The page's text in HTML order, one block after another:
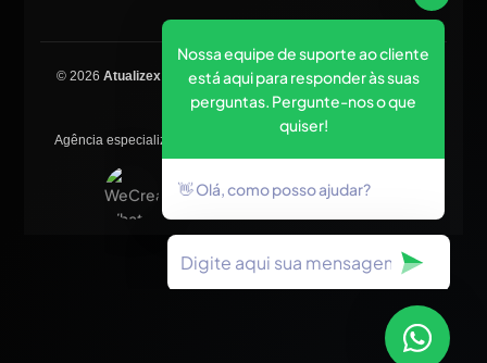
© 2026 Atualizex Marketing & Performance. Todos os direitos
reservados.
Agência especializada em SEO, criação de sites, tráfego pago e
posicionamento no Google.
Nossa equipe de suporte ao cliente
está aqui para responder às suas
perguntas. Pergunte-nos o que
quiser!
👋 Olá, como posso ajudar?